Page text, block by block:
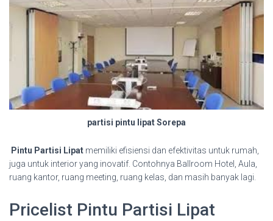
partisi pintu lipat Sorepa
Pintu Partisi Lipat memiliki efisiensi dan efektivitas untuk rumah,
juga untuk interior yang inovatif. Contohnya Ballroom Hotel, Aula,
ruang kantor, ruang meeting, ruang kelas, dan masih banyak lagi.
Pricelist Pintu Partisi Lipat